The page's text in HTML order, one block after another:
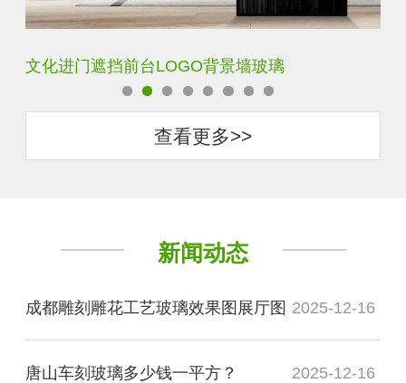
文化进门遮挡前台LOGO背景墙玻璃
查看更多>>
新闻动态
成都雕刻雕花工艺玻璃效果图展厅图 2025-12-16
唐山车刻玻璃多少钱一平方？ 2025-12-16